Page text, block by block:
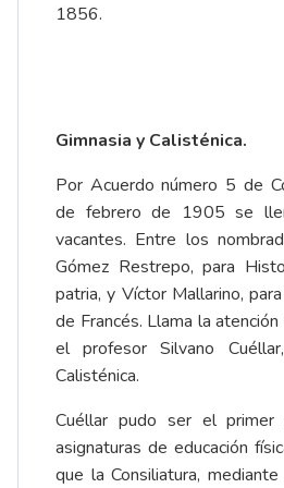
1856.
Gimnasia y Calisténica.
Por Acuerdo número 5 de
de febrero de 1905 se
vacantes. Entre los
Gómez Restrepo, para
patria, y Víctor Mallarino,
de Francés. Llama la
el profesor Silvano
Calisténica.
Cuéllar pudo ser el primer
asignaturas de educación
que la Consiliatura,